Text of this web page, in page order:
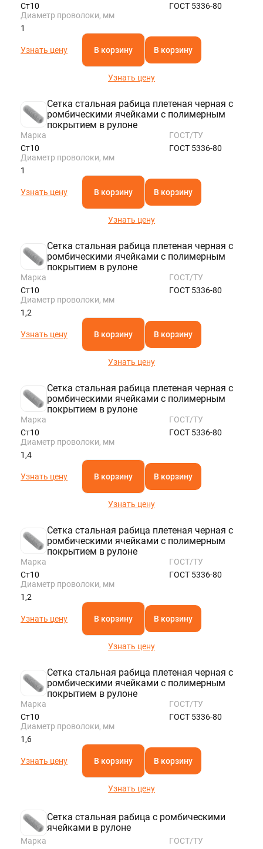
Ст10
ГОСТ 5336-80
Диаметр проволоки, мм
1
Узнать цену В корзину В корзину
Узнать цену
Сетка стальная рабица плетеная черная с
ромбическими ячейками с полимерным
покрытием в рулоне
Марка
Ст10
ГОСТ/ТУ
ГОСТ 5336-80
Диаметр проволоки, мм
1
Узнать цену В корзину В корзину
Узнать цену
Сетка стальная рабица плетеная черная с
ромбическими ячейками с полимерным
покрытием в рулоне
Марка
Ст10
ГОСТ/ТУ
ГОСТ 5336-80
Диаметр проволоки, мм
1,2
Узнать цену В корзину В корзину
Узнать цену
Сетка стальная рабица плетеная черная с
ромбическими ячейками с полимерным
покрытием в рулоне
Марка
Ст10
ГОСТ/ТУ
ГОСТ 5336-80
Диаметр проволоки, мм
1,4
Узнать цену В корзину В корзину
Узнать цену
Сетка стальная рабица плетеная черная с
ромбическими ячейками с полимерным
покрытием в рулоне
Марка
Ст10
ГОСТ/ТУ
ГОСТ 5336-80
Диаметр проволоки, мм
1,2
Узнать цену В корзину В корзину
Узнать цену
Сетка стальная рабица плетеная черная с
ромбическими ячейками с полимерным
покрытием в рулоне
Марка
Ст10
ГОСТ/ТУ
ГОСТ 5336-80
Диаметр проволоки, мм
1,6
Узнать цену В корзину В корзину
Узнать цену
Сетка стальная рабица с ромбическими
ячейками в рулоне
Марка
ГОСТ/ТУ